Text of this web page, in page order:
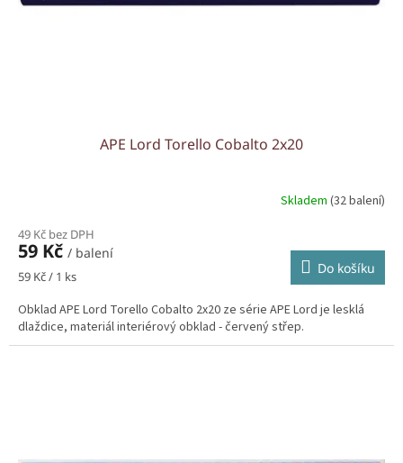
APE Lord Torello Cobalto 2x20
Skladem (32 balení)
49 Kč bez DPH
59 Kč / balení
Měrná
59 Kč / 1 ks Do košíku
Obklad APE Lord Torello Cobalto 2x20 ze série APE Lord je lesklá
dlaždice, materiál interiérový obklad - červený střep.